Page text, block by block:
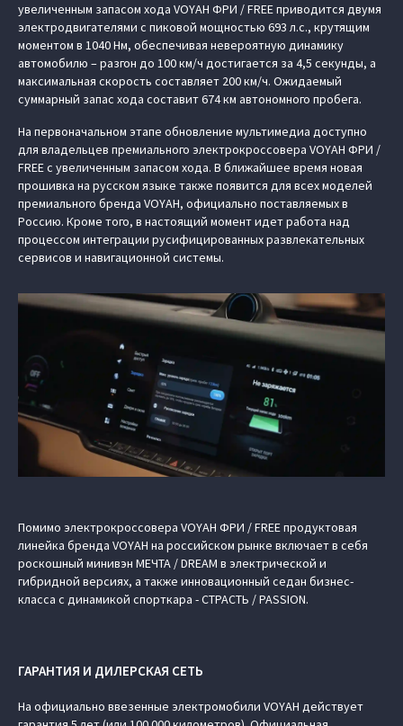
увеличенным запасом хода VOYAH ФРИ / FREE приводится двумя
электродвигателями с пиковой мощностью 693 л.с., крутящим
моментом в 1040 Нм, обеспечивая невероятную динамику
автомобилю – разгон до 100 км/ч достигается за 4,5 секунды, а
максимальная скорость составляет 200 км/ч. Ожидаемый
суммарный запас хода составит 674 км автономного пробега.
На первоначальном этапе обновление мультимедиа доступно
для владельцев премиального электрокроссовера VOYAH ФРИ /
FREE с увеличенным запасом хода. В ближайшее время новая
прошивка на русском языке также появится для всех моделей
премиального бренда VOYAH, официально поставляемых в
Россию. Кроме того, в настоящий момент идет работа над
процессом интеграции русифицированных развлекательных
сервисов и навигационной системы.
Помимо электрокроссовера VOYAH ФРИ / FREE продуктовая
линейка бренда VOYAH на российском рынке включает в себя
роскошный минивэн МЕЧТА / DREAM в электрической и
гибридной версиях, а также инновационный седан бизнес-
класса с динамикой спорткара - СТРАСТЬ / PASSION.
ГАРАНТИЯ И ДИЛЕРСКАЯ СЕТЬ
На официально ввезенные электромобили VOYAH действует